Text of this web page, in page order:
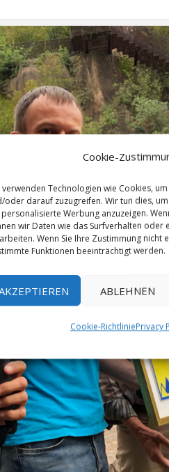
Cookie-
verwenden Technologien wie Cookies,
oder darauf zuzugreifen. Wir tun dies,
Werbung anzuzeigen.
wir Daten wie das Surfverhalten oder
Wenn Sie Ihre Zustimmung nicht
Funktionen beeinträchtigt werden.
ABLEHNEN
Cookie-RichtliniePrivacy